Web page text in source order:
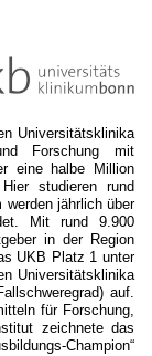
Universitätsklinika
Forschung mit
eine halbe Million
studieren rund
jährlich über
Mit rund 9.900
in der Region
UKB Platz 1 unter
Universitätsklinika
auf.
für Forschung,
zeichnete das
Champion“